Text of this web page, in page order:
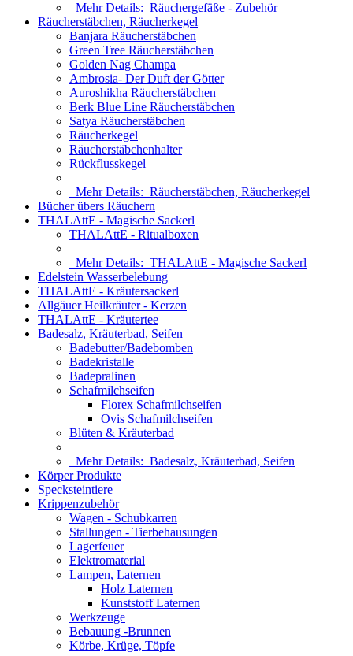
Mehr Details: Räuchergefäße - Zubehör
Räucherstäbchen, Räucherkegel
Banjara Räucherstäbchen
Green Tree Räucherstäbchen
Golden Nag Champa
Ambrosia- Der Duft der Götter
Auroshikha Räucherstäbchen
Berk Blue Line Räucherstäbchen
Satya Räucherstäbchen
Räucherkegel
Räucherstäbchenhalter
Rückflusskegel
Mehr Details: Räucherstäbchen, Räucherkegel
Bücher übers Räuchern
THALAttE - Magische Sackerl
THALAttE - Ritualboxen
Mehr Details: THALAttE - Magische Sackerl
Edelstein Wasserbelebung
THALAttE - Kräutersackerl
Allgäuer Heilkräuter - Kerzen
THALAttE - Kräutertee
Badesalz, Kräuterbad, Seifen
Badebutter/Badebomben
Badekristalle
Badepralinen
Schafmilchseifen
Florex Schafmilchseifen
Ovis Schafmilchseifen
Blüten & Kräuterbad
Mehr Details: Badesalz, Kräuterbad, Seifen
Körper Produkte
Specksteintiere
Krippenzubehör
Wagen - Schubkarren
Stallungen - Tierbehausungen
Lagerfeuer
Elektromaterial
Lampen, Laternen
Holz Laternen
Kunststoff Laternen
Werkzeuge
Bebauung -Brunnen
Körbe, Krüge, Töpfe